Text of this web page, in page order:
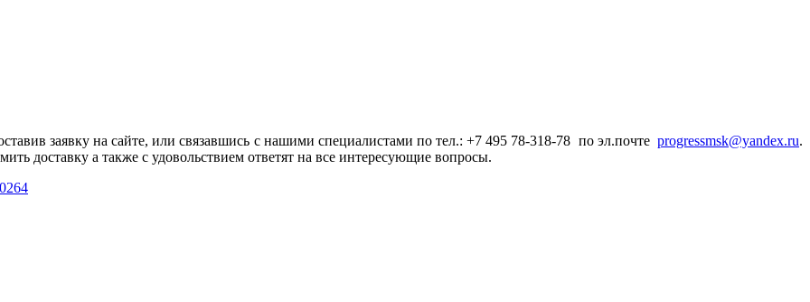
заявку на сайте, или связавшись с нашими специалистами по тел.: +7 495 78-318-78 по эл.почте progressmsk@yandex.ru.
доставку а также с удовольствием ответят на все интересующие вопросы.